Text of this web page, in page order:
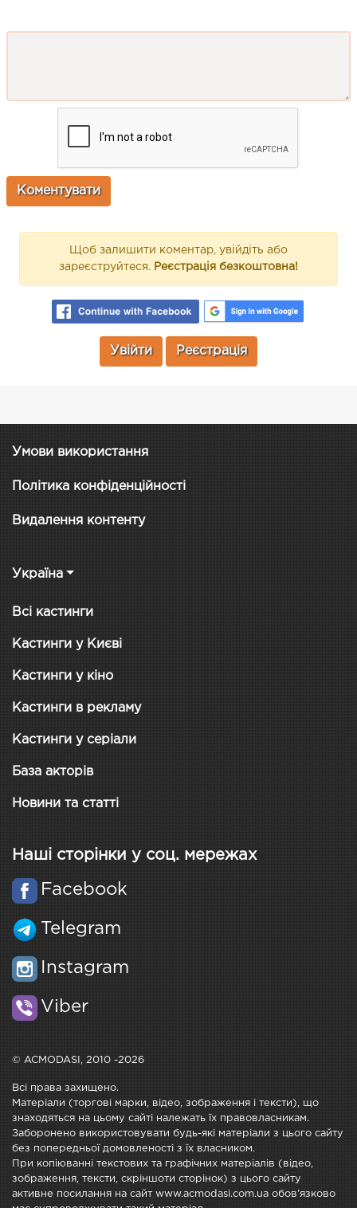
Щоб залишити коментар, увійдіть або
зареєструйтеся. Реєстрація безкоштовна!
Увійти Реєстрація
Умови використання
Політика конфіденційності
Видалення контенту
Україна
Всі кастинги
Кастинги у Києві
Кастинги у кіно
Кастинги в рекламу
Кастинги у серіали
База акторів
Новини та статті
Наші сторінки у соц. мережах
Facebook
Telegram
Instagram
Viber
© ACMODASI, 2010 -2026
Всі права захищено.
Матеріали (торгові марки, відео, зображення і тексти), що
знаходяться на цьому сайті належать їх правовласникам.
Заборонено використовувати будь-які матеріали з цього сайту
без попередньої домовленості з їх власником.
При копіюванні текстових та графічних матеріалів (відео,
зображення, тексти, скріншоти сторінок) з цього сайту
активне посилання на сайт www.acmodasi.com.ua обов'язково